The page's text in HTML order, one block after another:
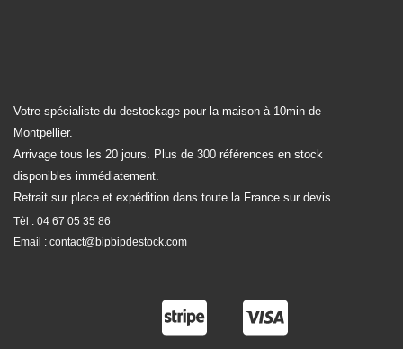
Votre spécialiste du destockage pour la maison à 10min de
Montpellier.
Arrivage tous les 20 jours. Plus de 300 références en stock
disponibles immédiatement.
Retrait sur place et expédition dans toute la France sur devis.
Tèl : 04 67 05 35 86
Email : contact@bipbipdestock.com